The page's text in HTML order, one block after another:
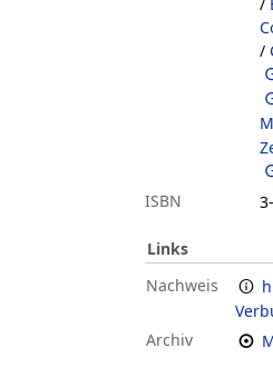
/
ISBN
Links
Nachweis
Archiv